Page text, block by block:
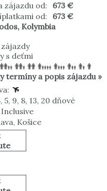
zájazdu od:
673 €
od:
673 €
, Kolymbia
s deťmi
termíny a popis zájazdu »
9, 8, 13, 20 dňové
Košice